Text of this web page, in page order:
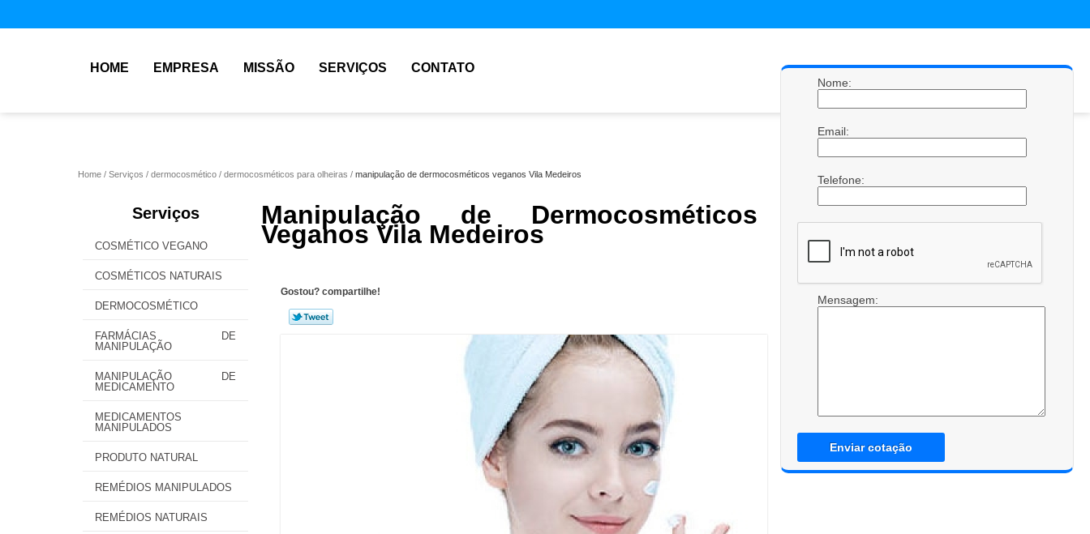
HOME EMPRESA MISSÃO SERVIÇOS CONTATO
Home Serviços dermocosmético dermocosméticos para olheiras manipulação de dermocosméticos veganos Vila Medeiros
Serviços
COSMÉTICO VEGANO
COSMÉTICOS NATURAIS
DERMOCOSMÉTICO
FARMÁCIAS DE
MANIPULAÇÃO
MANIPULAÇÃO DE
MEDICAMENTO
MEDICAMENTOS
MANIPULADOS
PRODUTO NATURAL
REMÉDIOS MANIPULADOS
REMÉDIOS NATURAIS
Manipulação de Dermocosméticos
Veganos Vila Medeiros
Gostou? compartilhe!
Nome:
Email:
Telefone:
Mensagem:
Enviar cotação